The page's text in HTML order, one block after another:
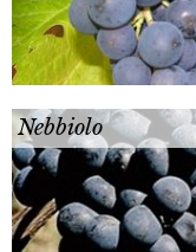
Nebbiolo